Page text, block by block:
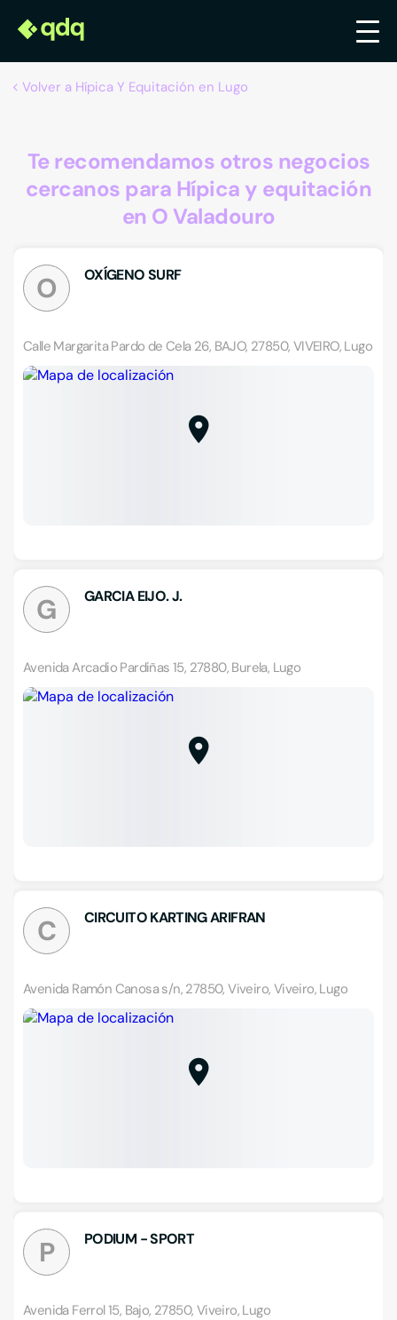
Volver a Hípica Y Equitación en Lugo
Te recomendamos otros negocios
cercanos para Hípica y equitación
en O Valadouro
O OXÍGENO SURF
Calle Margarita Pardo de Cela 26, BAJO, 27850, VIVEIRO, Lugo
G GARCIA EIJO. J.
Avenida Arcadio Pardiñas 15, 27880, Burela, Lugo
C CIRCUITO KARTING ARIFRAN
Avenida Ramón Canosa s/n, 27850, Viveiro, Viveiro, Lugo
P PODIUM - SPORT
Avenida Ferrol 15, Bajo, 27850, Viveiro, Lugo